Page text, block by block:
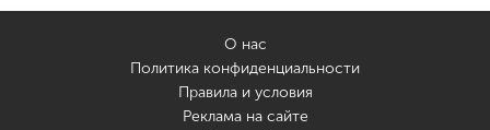
О нас
Политика конфиденциальности
Правила и условия
Реклама на сайте